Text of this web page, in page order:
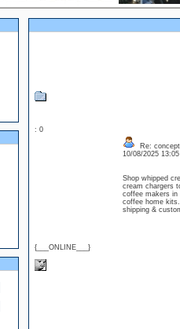
: 0
{___ONLINE___}
Re:
10/08/2025
Shop whipped
cream chargers
coffee makers in
coffee home
shipping &